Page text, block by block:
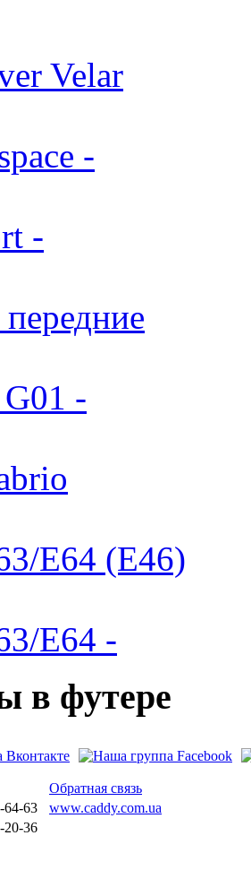
Velar
-
-
-
E64 (E46)
E64 -
в футере
Обратная связь
64-63
www.caddy.com.ua
20-36